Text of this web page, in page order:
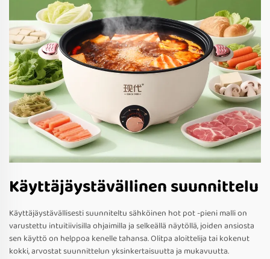
Käyttäjäystävällinen suunnittelu
Käyttäjäystävällisesti suunniteltu sähköinen hot pot -pieni malli on
varustettu intuitiivisilla ohjaimilla ja selkeällä näytöllä, joiden ansiosta
sen käyttö on helppoa kenelle tahansa. Olitpa aloittelija tai kokenut
kokki, arvostat suunnittelun yksinkertaisuutta ja mukavuutta.